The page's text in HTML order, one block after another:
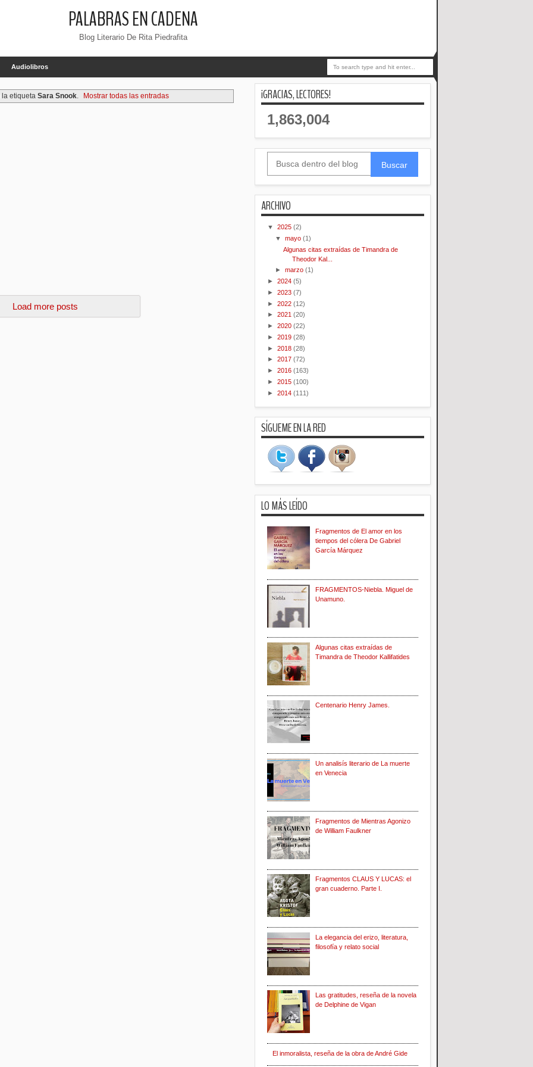
PALABRAS EN CADENA
Blog Literario De Rita Piedrafita
Audiolibros
la etiquetaSara Snook Mostrar todas las entradas
Load more posts
¡GRACIAS, LECTORES!
1,863,004
Buscar
ARCHIVO
▼ 2025 (2)
▼mayo(1)
Algunas citas extraídas de Timandra de
Theodor Kal...
►marzo(1)
► 2024 (5)
► 2023 (7)
► 2022 (12)
► 2021 (20)
► 2020 (22)
► 2019 (28)
► 2018 (28)
► 2017 (72)
► 2016 (163)
► 2015 (100)
► 2014 (111)
SÍGUEME EN LA RED
LO MÁS LEÍDO
Fragmentos de El amor en los
tiempos del cólera De Gabriel
García Márquez
FRAGMENTOS-Niebla. Miguel de
Unamuno.
Algunas citas extraídas de
Timandra de Theodor Kallifatides
Centenario Henry James.
Un analisís literario de La muerte
en Venecia
Fragmentos de Mientras Agonizo
de William Faulkner
Fragmentos CLAUS Y LUCAS: el
gran cuaderno. Parte I.
La elegancia del erizo, literatura,
filosofía y relato social
Las gratitudes, reseña de la novela
de Delphine de Vigan
El inmoralista, reseña de la obra de André Gide